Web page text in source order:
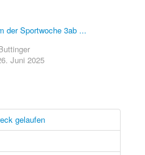
der Sportwoche 3ab ...
Juni 2025
gelaufen